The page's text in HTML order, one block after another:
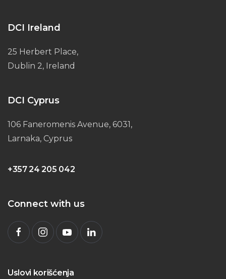
DCI Ireland
25 Herbert Place,
Dublin 2, Ireland
DCI Cyprus
106 Faneromenis Avenue, 6031,
Larnaka, Cyprus
+357 24 205 042
Connect with us
Uslovi korišćenja